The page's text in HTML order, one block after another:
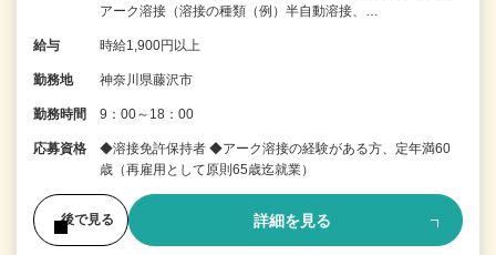
アーク溶接（溶接の種類（例）半自動溶接、…
給与 時給1,900円以上
勤務地 神奈川県藤沢市
勤務時間 9：00～18：00
応募資格
◆溶接免許保持者 ◆アーク溶接の経験がある方、定年満60
歳（再雇用として原則65歳迄就業）
後で見る 詳細を見る